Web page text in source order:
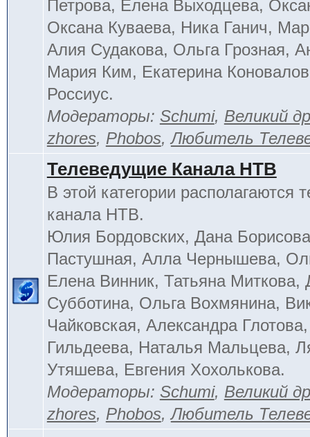
Петрова, Елена Выходцева,
Оксана Куваева, Ника Ганич,
Алия Судакова, Ольга Грозная,
Мария Ким, Екатерина
Россиус.
Модераторы: Schumi, Великий
zhores, Phobos,Любитель
Телеведущие Канала НТВ
В этой категории располагаются
канала НТВ.
Юлия Бордовских, Дана
Пастушная, Алла Чернышева,
Елена Винник, Татьяна Миткова,
Субботина, Ольга Вохмянина,
Чайковская, Александра
Гильдеева, Наталья Мальцева,
Утяшева, Евгения Хохолькова.
Модераторы: Schumi, Великий
zhores, Phobos,Любитель